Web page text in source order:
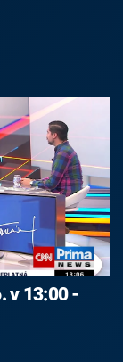
v 13:00 -